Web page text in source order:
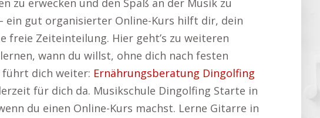
zu erwecken und den Spaß an der Musik zu
ein gut organisierter Online-Kurs hilft dir, dein
freie Zeiteinteilung. Hier geht’s zu weiteren
wann du willst, ohne dich nach festen
führt dich weiter: Ernährungsberatung Dingolfing
für dich da. Musikschule Dingolfing Starte in
du einen Online-Kurs machst. Lerne Gitarre in